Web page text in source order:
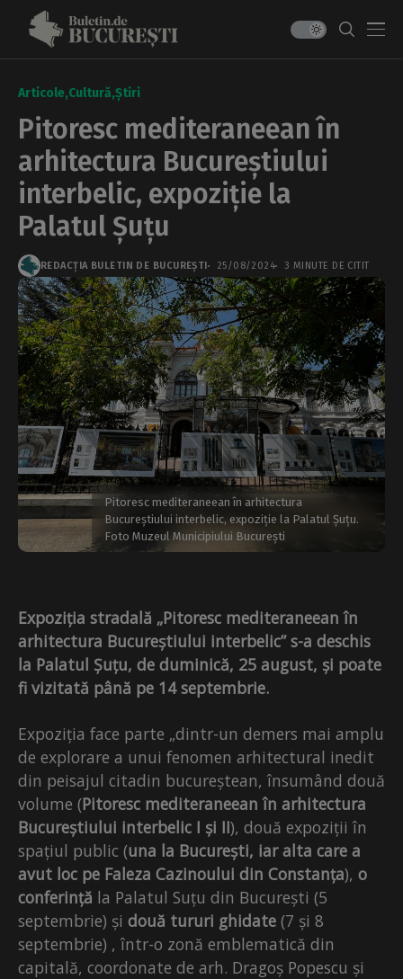
Articole Cultură Știri
Pitoresc mediteraneean în
arhitectura Bucureștiului
interbelic, expoziție la
Palatul Șuțu
REDACȚIA BULETIN DE BUCUREȘTI 25/08/2024 3 MINUTE DE CITIT
Pitoresc mediteraneean în arhitectura
Bucureștiului interbelic, expoziție la Palatul Șuțu.
Foto Muzeul Municipiului București
Expoziția stradală „Pitoresc mediteraneean în
arhitectura Bucureștiului interbelic” s-a deschis
la Palatul Șuțu, de duminică, 25 august, și poate
fi vizitată până pe 14 septembrie.
Expoziția face parte „dintr-un demers mai amplu
de explorare a unui fenomen arhitectural inedit
din peisajul citadin bucureștean, însumând două
volume (Pitoresc mediteraneean în arhitectura
Bucureștiului interbelic I și II), două expoziții în
spațiul public (una la București, iar alta care a
avut loc pe Faleza Cazinoului din Constanța), o
conferință la Palatul Suțu din București (5
septembrie) și două tururi ghidate (7 și 8
septembrie) , într-o zonă emblematică din
capitală, coordonate de arh. Dragoș Popescu și